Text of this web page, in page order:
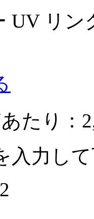
UV リン
あたり：
入力し